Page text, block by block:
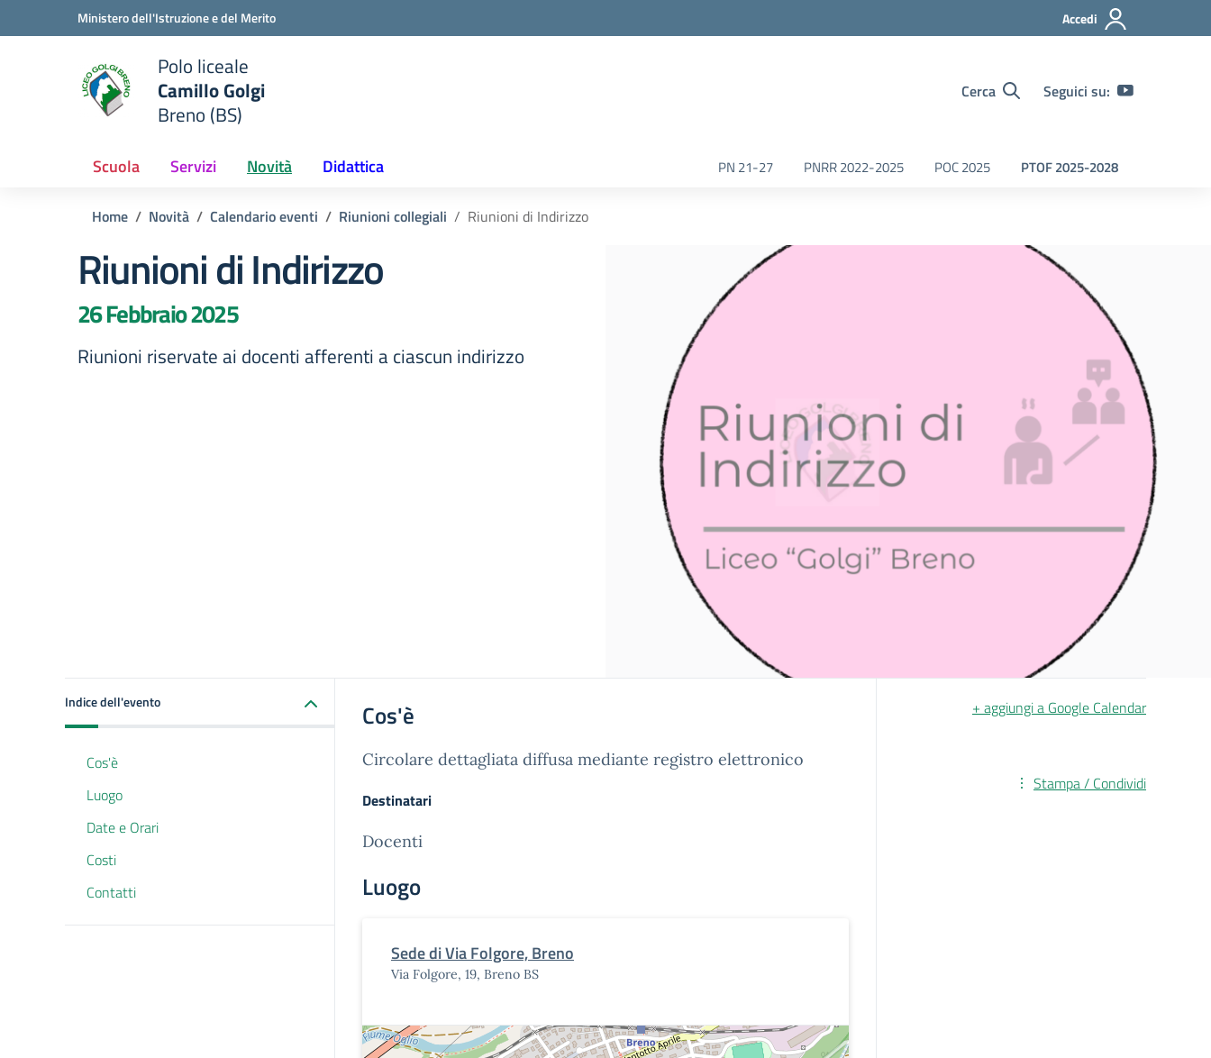
Vai ai contenuti
Vai al menu di navigazioneMinistero dell'Istruzione e del Merito Accedi
scuola
Polo liceale
Camillo Golgi
Breno (BS)
Cerca Seguici su:
Scuola Servizi Novità Didattica PN 21-27 PNRR 2022-2025 POC 2025 PTOF 2025-2028
Home Novità Calendario eventi Riunioni collegiali Riunioni di Indirizzo
Riunioni di Indirizzo
26 Febbraio 2025
Riunioni riservate ai docenti afferenti a ciascun indirizzo
Indice dell'evento
Cos'è
Luogo
Date e Orari
Costi
Contatti
Cos'è
Circolare dettagliata diffusa mediante registro elettronico
Destinatari
Docenti
Luogo
Sede di Via Folgore, Breno
Via Folgore, 19, Breno BS
+ aggiungi a Google Calendar
Stampa / Condividi